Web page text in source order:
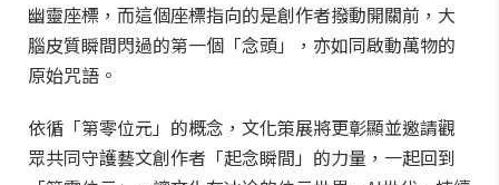
幽靈座標，而這個座標指向的是創作者撥動開關前，大
腦皮質瞬間閃過的第一個「念頭」，亦如同啟動萬物的
原始咒語。
依循「第零位元」的概念，文化策展將更彰顯並邀請觀
眾共同守護藝文創作者「起念瞬間」的力量，一起回到